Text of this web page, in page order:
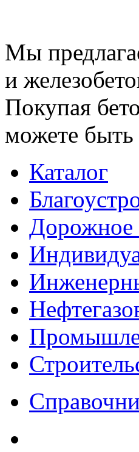
Мы
и
Покупая
можете быть
Каталог
Дорожное